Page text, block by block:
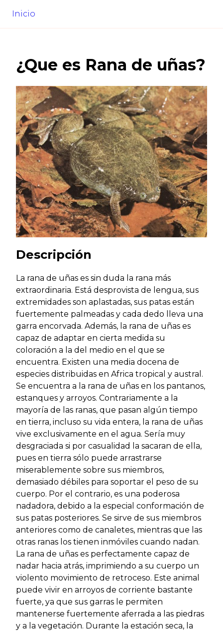
Inicio
¿Que es Rana de uñas?
Descripción
La rana de uñas es sin duda la rana más
extraordinaria. Está desprovista de lengua, sus
extremidades son aplastadas, sus patas están
fuertemente palmeadas y cada dedo lleva una
garra encorvada. Además, la rana de uñas es
capaz de adaptar en cierta medida su
coloración a la del medio en el que se
encuentra. Existen una media docena de
especies distribuidas en Africa tropical y austral.
Se encuentra a la rana de uñas en los pantanos,
estanques y arroyos. Contrariamente a la
mayoría de las ranas, que pasan algún tiempo
en tierra, incluso su vida entera, la rana de uñas
vive exclusivamente en el agua. Sería muy
desgraciada si por casualidad la sacaran de ella,
pues en tierra sólo puede arrastrarse
miserablemente sobre sus miembros,
demasiado débiles para soportar el peso de su
cuerpo. Por el contrario, es una poderosa
nadadora, debido a la especial conformación de
sus patas posteriores. Se sirve de sus miembros
anteriores como de canaletes, mientras que las
otras ranas los tienen inmóviles cuando nadan.
La rana de uñas es perfectamente capaz de
nadar hacia atrás, imprimiendo a su cuerpo un
violento movimiento de retroceso. Este animal
puede vivir en arroyos de corriente bastante
fuerte, ya que sus garras le permiten
mantenerse fuertemente aferrada a las piedras
y a la vegetación. Durante la estación seca, la